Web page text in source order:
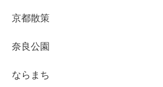
京都散策
奈良公園
ならまち